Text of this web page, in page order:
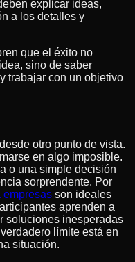
explicar ideas,
a los detalles y
que el éxito no
sino de saber
trabajar con un objetivo
otro punto de vista.
en algo imposible.
o una simple decisión
sorprendente. Por
empresas son ideales
aprenden a
soluciones inesperadas
límite está en
situación.